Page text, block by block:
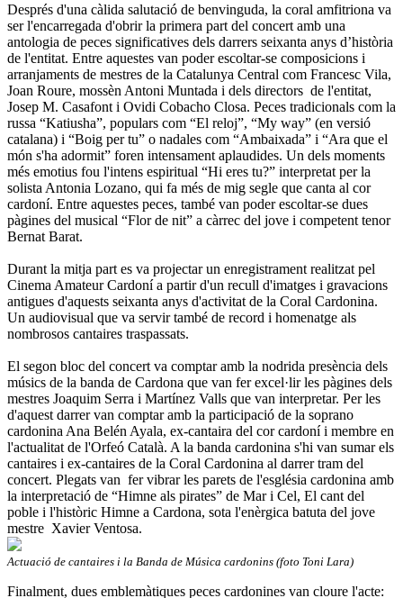
Després d'una càlida salutació de benvinguda, la coral amfitriona va
ser l'encarregada d'obrir la primera part del concert amb una
antologia de peces significatives dels darrers seixanta anys d’història
de l'entitat. Entre aquestes van poder escoltar-se composicions i
arranjaments de mestres de la Catalunya Central com Francesc Vila,
Joan Roure, mossèn Antoni Muntada i dels directors de l'entitat,
Josep M. Casafont i Ovidi Cobacho Closa. Peces tradicionals com la
russa “Katiusha”, populars com “El reloj”, “My way” (en versió
catalana) i “Boig per tu” o nadales com “Ambaixada” i “Ara que el
món s'ha adormit” foren intensament aplaudides. Un dels moments
més emotius fou l'intens espiritual “Hi eres tu?” interpretat per la
solista Antonia Lozano, qui fa més de mig segle que canta al cor
cardoní. Entre aquestes peces, també van poder escoltar-se dues
pàgines del musical “Flor de nit” a càrrec del jove i competent tenor
Bernat Barat.
Durant la mitja part es va projectar un enregistrament realitzat pel
Cinema Amateur Cardoní a partir d'un recull d'imatges i gravacions
antigues d'aquests seixanta anys d'activitat de la Coral Cardonina.
Un audiovisual que va servir també de record i homenatge als
nombrosos cantaires traspassats.
El segon bloc del concert va comptar amb la nodrida presència dels
músics de la banda de Cardona que van fer excel·lir les pàgines dels
mestres Joaquim Serra i Martínez Valls que van interpretar. Per les
d'aquest darrer van comptar amb la participació de la soprano
cardonina Ana Belén Ayala, ex-cantaira del cor cardoní i membre en
l'actualitat de l'Orfeó Català. A la banda cardonina s'hi van sumar els
cantaires i ex-cantaires de la Coral Cardonina al darrer tram del
concert. Plegats van fer vibrar les parets de l'església cardonina amb
la interpretació de “Himne als pirates” de Mar i Cel, El cant del
poble i l'històric Himne a Cardona, sota l'enèrgica batuta del jove
mestre Xavier Ventosa.
Actuació de cantaires i la Banda de Música cardonins (foto Toni Lara)
Finalment, dues emblemàtiques peces cardonines van cloure l'acte: